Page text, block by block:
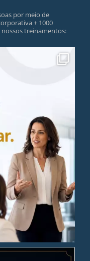
por meio de
+ 1000
nossos treinamentos: